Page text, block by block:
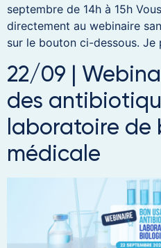
septembre de 14h à 15h
directement au webinaire
sur le bouton ci-dessous.
22/09 |
des
laboratoire de
médicale